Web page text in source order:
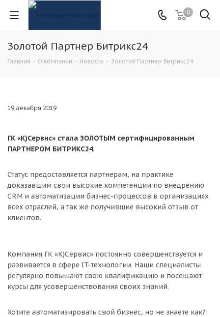
0
Золотой Партнер Битрикс24
Главная - О компании - Новости - Золотой Партнер Битрикс24
19 декабря 2019
ГК «К)Сервис» стала ЗОЛОТЫМ сертифицированным
ПАРТНЕРОМ БИТРИКС24.
Статус предоставляется партнерам, на практике
доказавшим свои высокие компетенции по внедрению
CRM и автоматизации бизнес-процессов в организациях
всех отраслей, а так же получившие высокий отзыв от
клиентов.
Компания ГК «К)Сервис» постоянно совершенствуется и
развивается в сфере IT-технологии. Наши специалисты
регулярно повышают свою квалификацию и посещают
курсы для усовершенствования своих знаний.
Хотите автоматизировать свой бизнес, но не знаете как?